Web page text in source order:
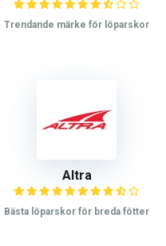
Trendande märke för löparskor
Altra
Bästa löparskor för breda fötter